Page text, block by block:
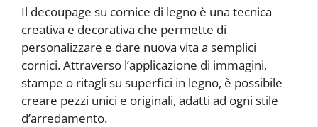
Il decoupage su cornice di legno è una tecnica
creativa e decorativa che permette di
personalizzare e dare nuova vita a semplici
cornici. Attraverso l’applicazione di immagini,
stampe o ritagli su superfici in legno, è possibile
creare pezzi unici e originali, adatti ad ogni stile
d’arredamento.